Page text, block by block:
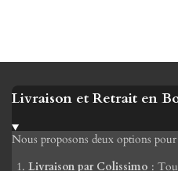
Livraison et Retrait en
Nous proposons deux options
Livraison par Colissimo :